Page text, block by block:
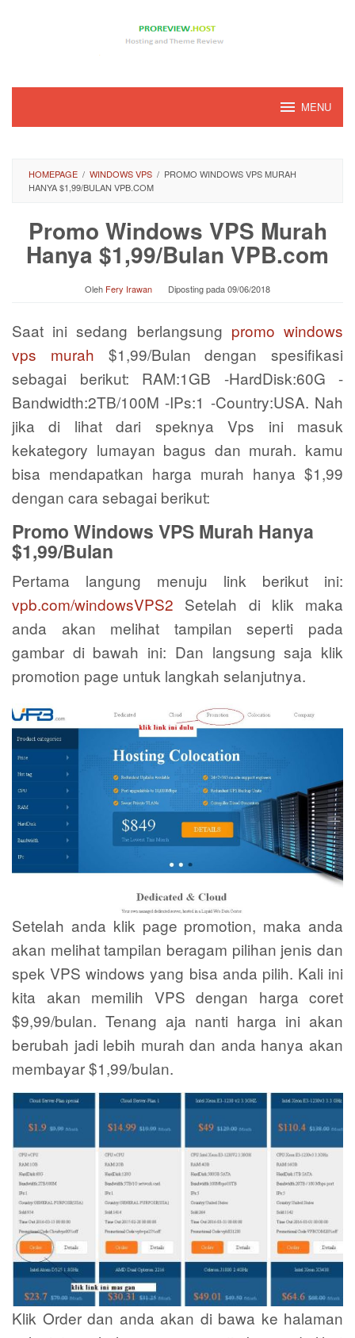
MENU
HOMEPAGE / WINDOWS VPS / PROMO WINDOWS VPS MURAH
HANYA $1,99/BULAN VPB.COM
Promo Windows VPS Murah
Hanya $1,99/Bulan VPB.com
Oleh Fery Irawan Diposting pada09/06/2018
Saat ini sedang berlangsung promo windows
vps murah $1,99/Bulan dengan spesifikasi
sebagai berikut: RAM:1GB -HardDisk:60G -
Bandwidth:2TB/100M -IPs:1 -Country:USA. Nah
jika di lihat dari speknya Vps ini masuk
kekategory lumayan bagus dan murah. kamu
bisa mendapatkan harga murah hanya $1,99
dengan cara sebagai berikut:
Promo Windows VPS Murah Hanya
$1,99/Bulan
Pertama langung menuju link berikut ini:
vpb.com/windowsVPS2 Setelah di klik maka
anda akan melihat tampilan seperti pada
gambar di bawah ini: Dan langsung saja klik
promotion page untuk langkah selanjutnya.
Setelah anda klik page promotion, maka anda
akan melihat tampilan beragam pilihan jenis dan
spek VPS windows yang bisa anda pilih. Kali ini
kita akan memilih VPS dengan harga coret
$9,99/bulan. Tenang aja nanti harga ini akan
berubah jadi lebih murah dan anda hanya akan
membayar $1,99/bulan.
Klik Order dan anda akan di bawa ke halaman